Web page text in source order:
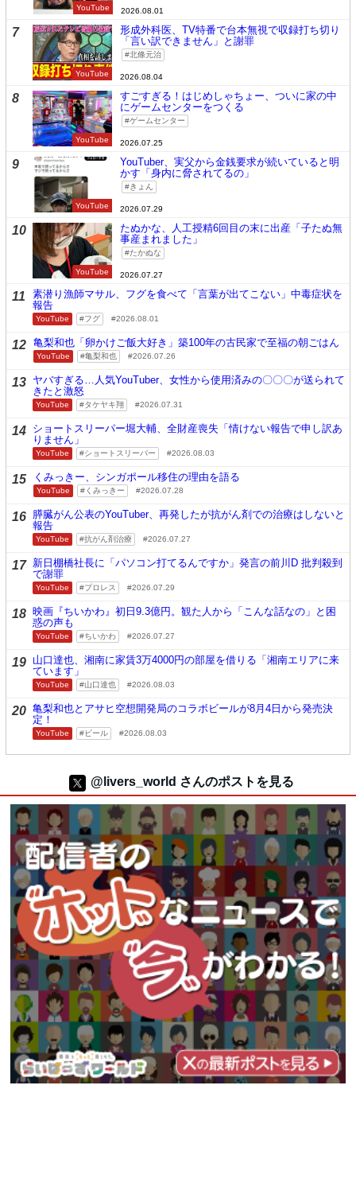
YouTube 2026.08.01
7
YouTube
形成外科医、TV特番で台本無視で収録打ち切り
「言い訳できません」と謝罪
北條元治
2026.08.04
8
YouTube
すごすぎる！はじめしゃちょー、ついに家の中
にゲームセンターをつくる
ゲームセンター
2026.07.25
9
YouTube
YouTuber、実父から金銭要求が続いていると明
かす「身内に脅されてるの」
きょん
2026.07.29
10
YouTube
たぬかな、人工授精6回目の末に出産「子たぬ無
事産まれました」
たかぬな
2026.07.27
11
素潜り漁師マサル、フグを食べて「言葉が出てこない」中毒症状を
報告
YouTube フグ 2026.08.01
12 亀梨和也「卵かけご飯大好き」築100年の古民家で至福の朝ごはん
YouTube 亀梨和也 2026.07.26
13 ヤバすぎる…人気YouTuber、女性から使用済みの〇〇〇が送られて
きたと激怒
YouTube タケヤキ翔 2026.07.31
14 ショートスリーパー堀大輔、全財産喪失「情けない報告で申し訳あ
りません」
YouTube ショートスリーパー 2026.08.03
15 くみっきー、シンガポール移住の理由を語る
YouTube くみっきー 2026.07.28
16 膵臓がん公表のYouTuber、再発したが抗がん剤での治療はしないと
報告
YouTube 抗がん剤治療 2026.07.27
17 新日棚橋社長に「パソコン打てるんですか」発言の前川D 批判殺到
で謝罪
YouTube プロレス 2026.07.29
18 映画『ちいかわ』初日9.3億円。観た人から「こんな話なの」と困
惑の声も
YouTube ちいかわ 2026.07.27
19 山口達也、湘南に家賃3万4000円の部屋を借りる「湘南エリアに来
ています」
YouTube 山口達也 2026.08.03
20 亀梨和也とアサヒ空想開発局のコラボビールが8月4日から発売決
定！
YouTube ビール 2026.08.03
@livers_world さんのポストを見る